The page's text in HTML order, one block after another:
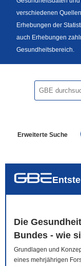
verschiedenen
Erhebungen der
auch Erhebungen
Gesundheitsbereich.
Erweiterte Suche
auch in allen
Die
Bundes - wie
Grundlagen und
eines mehrjährigen